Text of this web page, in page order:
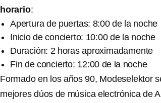
horario:
Apertura de puertas: 8:00 de la noche
Inicio de concierto: 10:00 de la noche
Duración: 2 horas aproximadamente
Fin de concierto: 12:00 de la noche
Formado en los años 90, Modeselektor
mejores dúos de música electrónica de